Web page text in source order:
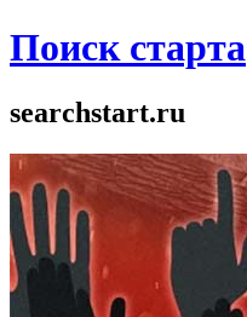
Поиск старта
searchstart.ru